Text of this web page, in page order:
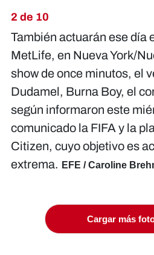
2 de 10
También actuarán ese día
MetLife, en Nueva York/
show de once minutos, el
Dudamel, Burna Boy, el
según informaron este
comunicado la FIFA y la
Citizen, cuyo objetivo es
extrema. EFE / Caroline
Cargar más